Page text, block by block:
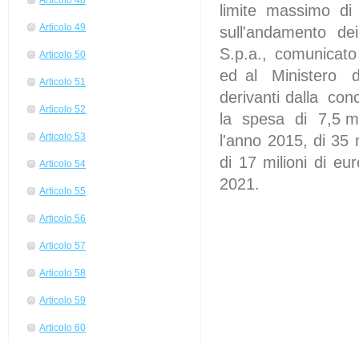
Articolo 49
Articolo 50
Articolo 51
Articolo 52
Articolo 53
Articolo 54
Articolo 55
Articolo 56
Articolo 57
Articolo 58
Articolo 59
Articolo 60
limite massimo
sull'andamento
S.p.a.,
ed al Ministero
derivanti dalla
la spesa di 7,5
l'anno 2015, di 35
di 17 milioni di
2021.